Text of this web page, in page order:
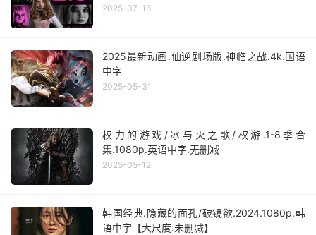
2025-07-16
2025最新动画.仙逆剧场版.神临之战.4k.国语
中字
2025-05-31
权力的游戏/冰与火之歌/权游.1-8季合
集.1080p.英语中字.无删减
2025-05-12
韩国经典.隐藏的面孔/破镜欲.2024.1080p.韩
语中字【大尺度.未删减】